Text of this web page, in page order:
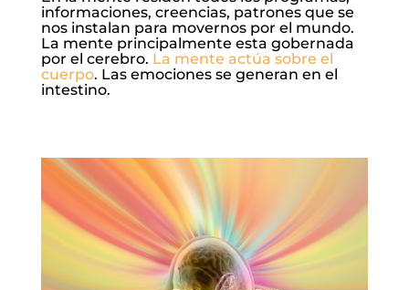
informaciones, creencias, patrones que se
nos instalan para movernos por el mundo.
La mente principalmente esta gobernada
por el cerebro. La mente actúa sobre el
cuerpo. Las emociones se generan en el
intestino.